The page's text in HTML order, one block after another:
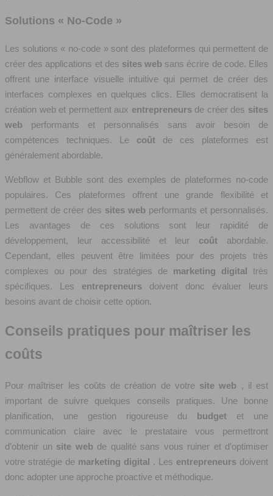
Solutions « No-Code »
Les solutions « no-code » sont des plateformes qui permettent de
créer des applications et des sites web sans écrire de code. Elles
offrent une interface visuelle intuitive qui permet de créer des
interfaces complexes en quelques clics. Elles democratisent la
création web et permettent aux entrepreneurs de créer des sites
web performants et personnalisés sans avoir besoin de
compétences techniques. Le coût de ces plateformes est
généralement abordable.
Webflow et Bubble sont des exemples de plateformes no-code
populaires. Ces plateformes offrent une grande flexibilité et
permettent de créer des sites web performants et personnalisés.
Les avantages de ces solutions sont leur rapidité de
développement, leur accessibilité et leur coût abordable.
Cependant, elles peuvent être limitées pour des projets très
complexes ou pour des stratégies de marketing digital très
spécifiques. Les entrepreneurs doivent donc évaluer leurs
besoins avant de choisir cette option.
Conseils pratiques pour maîtriser les
coûts
Pour maîtriser les coûts de création de votre site web , il est
important de suivre quelques conseils pratiques. Une bonne
planification, une gestion rigoureuse du budget et une
communication claire avec le prestataire vous permettront
d’obtenir un site web de qualité sans vous ruiner et d’optimiser
votre stratégie de marketing digital . Les entrepreneurs doivent
donc adopter une approche proactive et méthodique.